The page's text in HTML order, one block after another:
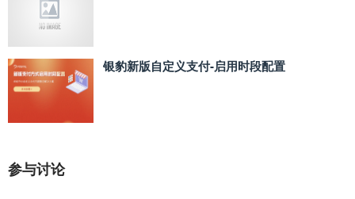
银豹新版自定义支付‑启用时段配置
参与讨论